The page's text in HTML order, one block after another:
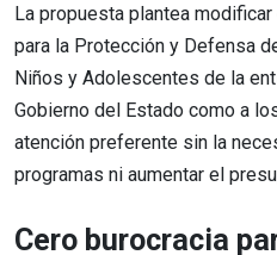
La propuesta plantea
para la Protección y Defensa
Niños y Adolescentes de la
Gobierno del Estado como a
atención preferente sin la
programas ni aumentar el
Cero burocracia